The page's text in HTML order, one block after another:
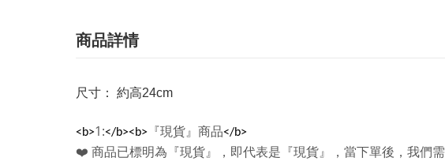
商品詳情
尺寸： 約高24cm
<b>1:</b><b> 『現貨』商品</b>
❤️ 商品已標明為『現貨』，即代表是『現貨』，當下單後，我們需